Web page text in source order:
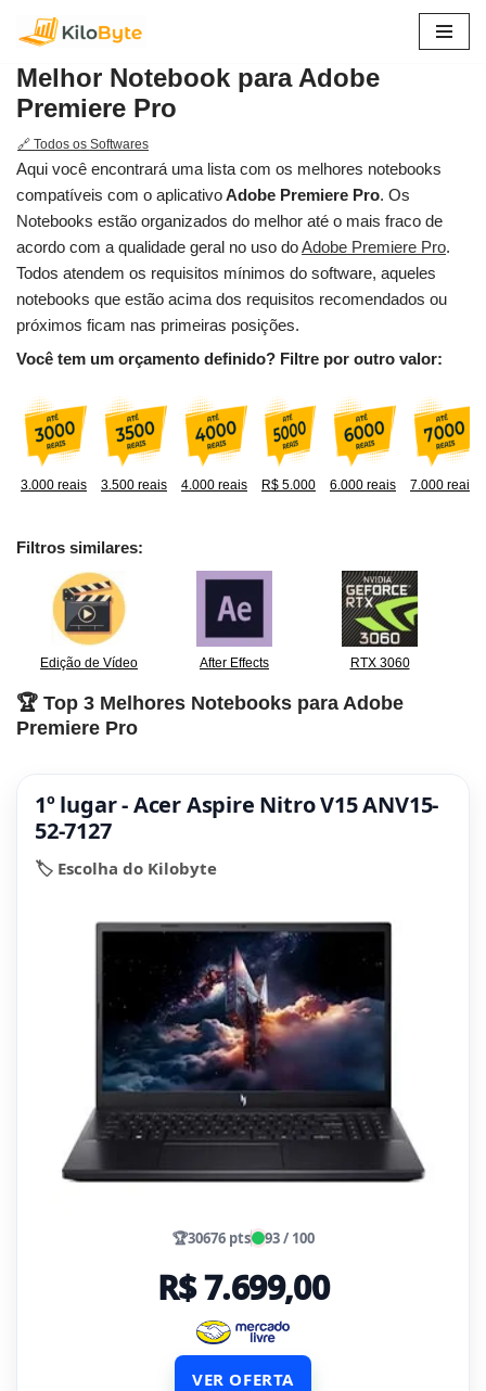
para
o
conteúdo
Melhor Notebook para Adobe
Premiere Pro
🔗 Todos os Softwares
Aqui você encontrará uma lista com os melhores notebooks
compatíveis com o aplicativoAdobe Premiere Pro. Os
Notebooks estão organizados do melhor até o mais fraco de
acordo com a qualidade geral no uso doAdobe Premiere Pro.
Todos atendem os requisitos mínimos do software, aqueles
notebooks que estão acima dos requisitos recomendados ou
próximos ficam nas primeiras posições.
Você tem um orçamento definido? Filtre por outro valor:
3.000 reais 3.500 reais 4.000 reais R$ 5.000 6.000 reais 7.000 reais
Filtros similares:
Edição de Vídeo After Effects RTX 3060
🏆 Top 3 Melhores Notebooks para Adobe
Premiere Pro
1º lugar - Acer Aspire Nitro V15 ANV15-
52-7127
🏷️ Escolha do Kilobyte
🏆30676 pts 93 / 100
R$ 7.699,00
VER OFERTA